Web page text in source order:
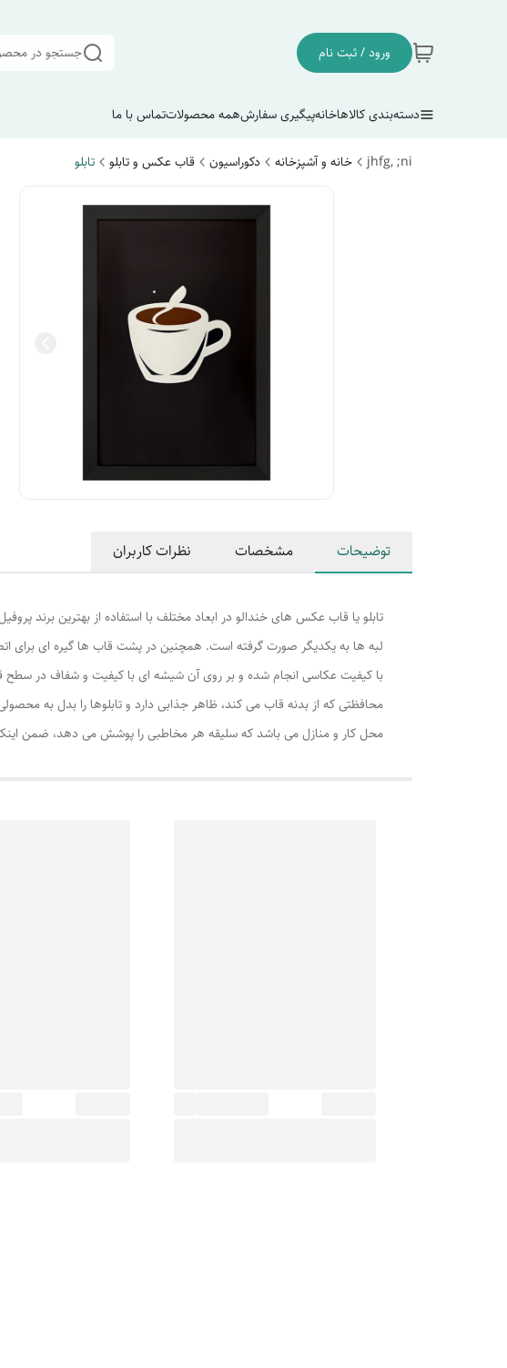
ورود / ثبت نام جستجو در
دسته‌بندی کالاهاخانهپیگیری سفارشهمه محصولاتتماس با ما
jhfg, ;ni خانه و آشپزخانه دکوراسیون قاب عکس و تابلو تابلو
توضیحات مشخصات نظرات کاربران
تابلو یا قاب عکس های خندالو در ابعاد مختلف با استفاده از بهترین برند
لبه ها به یکدیگر صورت گرفته است. همچنین در پشت قاب ها گیره ای برای
با کیفیت عکاسی انجام شده و بر روی آن شیشه ای با کیفیت و شفاف در سطح
محافظتی که از بدنه قاب می کند، ظاهر جذابی دارد و تابلوها را بدل به
محل کار و منازل می باشد که سلیقه هر مخاطبی را پوشش می دهد، ضمن